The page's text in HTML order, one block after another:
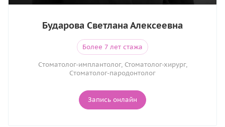
Бударова Светлана Алексеевна
Более 7 лет стажа
Cтоматолог-имплантолог, Стоматолог-хирург,
Cтоматолог-пародонтолог
Запись онлайн